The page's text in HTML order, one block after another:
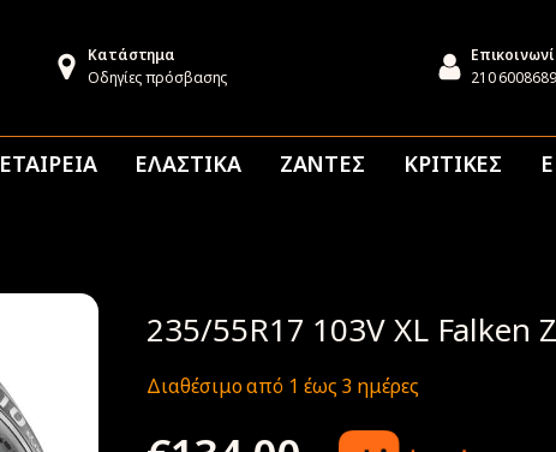
Κατάστημα
Οδηγίες πρόσβασης
210 6008689
ΕΤΑΙΡΕΙΑ ΕΛΑΣΤΙΚΑ ΖΑΝΤΕΣ ΚΡΙΤΙΚΕΣ
235/55R17 103V XL Falken
Διαθέσιμο από 1 έως 3 ημέρες